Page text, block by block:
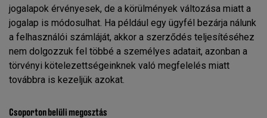
jogalapok érvényesek, de a körülmények változása miatt a
jogalap is módosulhat. Ha például egy ügyfél bezárja nálunk
a felhasználói számláját, akkor a szerződés teljesítéséhez
nem dolgozzuk fel többé a személyes adatait, azonban a
törvényi kötelezettségeinknek való megfelelés miatt
továbbra is kezeljük azokat.
Csoporton belüli megosztás